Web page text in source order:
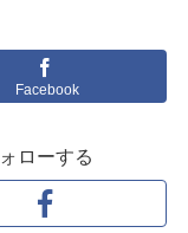
Facebook
ローする